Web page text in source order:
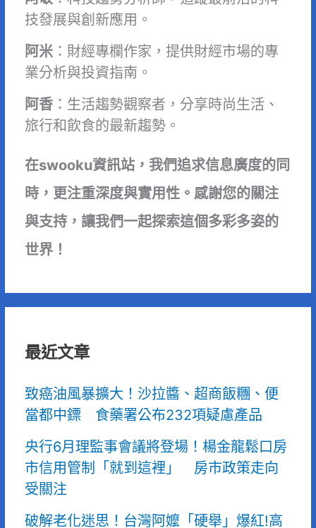
技發展與創新應用。
阿米：財經專欄作家，提供財經市場的專
業分析與投資指南。
阿香：生活趨勢觀察者，分享時尚生活、
旅行和飲食的最新趨勢。
在swooku資訊站，我們追求信息廣度的同
時，更注重深度與實用性。感謝您的關注
與支持，讓我們一起探索這個多彩多姿的
世界！
最近文章
致癌油風暴擴大！沙拉醬、超商飯糰、便
當都中鏢 食藥署公布232項疑慮產品
央行6月理監事會議將登場！楊金龍鬆口房
市信用管制「就到這裡」 房市政策走向
受關注
破解老化迷思！台灣阿嬤「硬舉」爆紅!高